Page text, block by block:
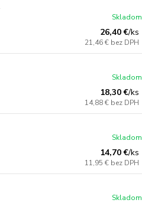
26,40 €/ks
21,46 € bez DPH
Skladom
18,30 €/ks
14,88 € bez DPH
Skladom
14,70 €/ks
11,95 € bez DPH
Skladom
Skladom